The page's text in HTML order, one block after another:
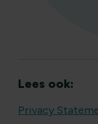
Lees ook:
Privacy